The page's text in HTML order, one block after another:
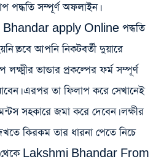
পদ্ধতি সম্পূর্ণ অফলাইন।
apply Online পদ্ধতি
আপনি নিকটবর্তী দুয়ারে
লক্ষ্মীর ভান্ডার প্রকল্পের ফর্ম সম্পূর্ণ
এরপর তা ফিলাপ করে সেখানেই
সহকারে জমা করে দেবেন। লক্ষীর
কিরকম তার ধারনা পেতে নিচে
থেকে Lakshmi Bhandar From